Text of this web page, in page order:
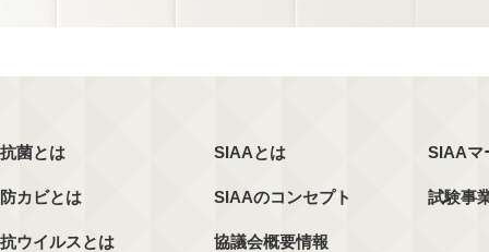
抗菌とは
防カビとは
抗ウイルスとは
SIAAとは
SIAAのコンセプト
協議会概要情報
SIAAマ
試験事